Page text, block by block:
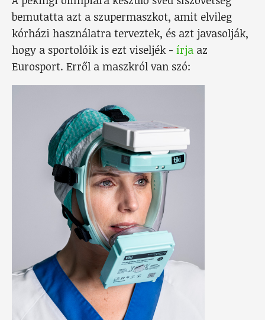
bemutatta azt a szupermaszkot, amit elvileg
kórházi használatra terveztek, és azt javasolják,
hogy a sportolóik is ezt viseljék - írja az
Eurosport. Erről a maszkról van szó: